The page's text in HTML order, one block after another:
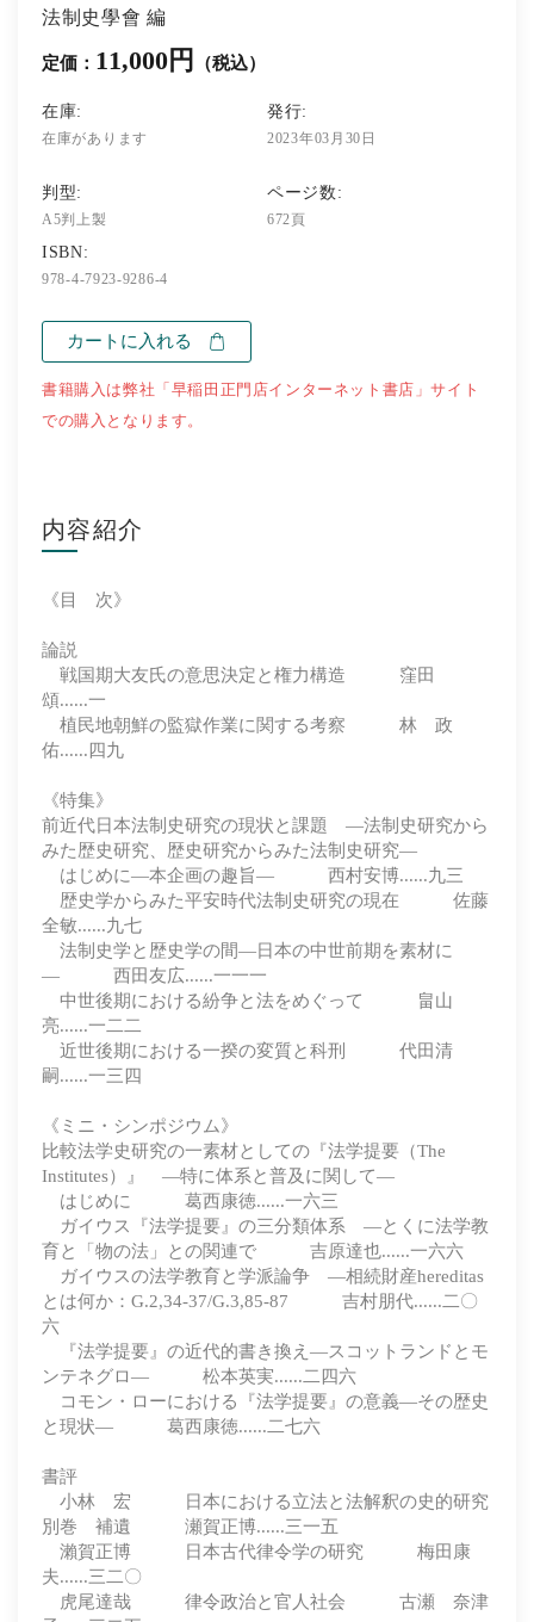
法制史學會 編
定価： 11,000円 （税込）
在庫:
在庫があります
発行:
2023年03月30日
判型:
A5判上製
ページ数:
672頁
ISBN:
978-4-7923-9286-4
カートに入れる
書籍購入は弊社「早稲田正門店インターネット書店」サイト
での購入となります。
内容紹介
《目 次》
論説
戦国期大友氏の意思決定と権力構造 窪田
頌......一
植民地朝鮮の監獄作業に関する考察 林 政
佑......四九
《特集》
前近代日本法制史研究の現状と課題 ―法制史研究から
みた歴史研究、歴史研究からみた法制史研究―
はじめに―本企画の趣旨― 西村安博......九三
歴史学からみた平安時代法制史研究の現在 佐藤
全敏......九七
法制史学と歴史学の間―日本の中世前期を素材に
― 西田友広......一一一
中世後期における紛争と法をめぐって 畠山
亮......一二二
近世後期における一揆の変質と科刑 代田清
嗣......一三四
《ミニ・シンポジウム》
比較法学史研究の一素材としての『法学提要（The
Institutes）』 ―特に体系と普及に関して―
はじめに 葛西康徳......一六三
ガイウス『法学提要』の三分類体系 ―とくに法学教
育と「物の法」との関連で 吉原達也......一六六
ガイウスの法学教育と学派論争 ―相続財産hereditas
とは何か：G.2,34-37/G.3,85-87 吉村朋代......二〇
六
『法学提要』の近代的書き換え―スコットランドとモ
ンテネグロ― 松本英実......二四六
コモン・ローにおける『法学提要』の意義―その歴史
と現状― 葛西康徳......二七六
書評
小林 宏 日本における立法と法解釈の史的研究
別巻 補遺 瀬賀正博......三一五
瀨賀正博 日本古代律令学の研究 梅田康
夫......三二〇
虎尾達哉 律令政治と官人社会 古瀬 奈津